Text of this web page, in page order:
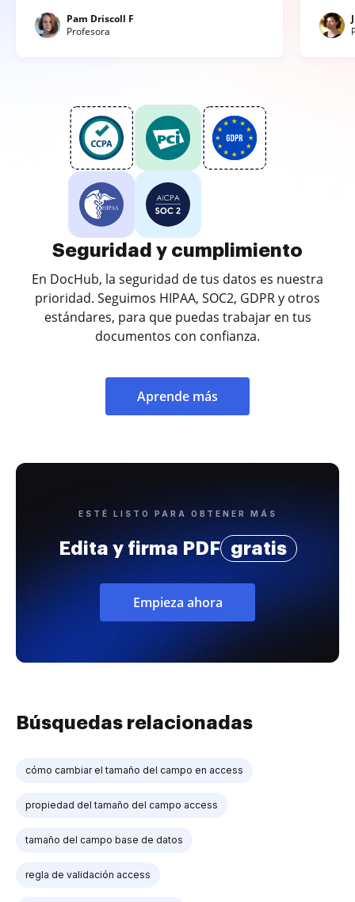
Pam Driscoll F
Profesora
Seguridad y cumplimiento
En DocHub, la seguridad de tus datos es nuestra
prioridad. Seguimos HIPAA, SOC2, GDPR y otros
estándares, para que puedas trabajar en tus
documentos con confianza.
Aprende más
ESTÉ LISTO PARA OBTENER MÁS
Edita y firma PDF gratis
Empieza ahora
Búsquedas relacionadas
cómo cambiar el tamaño del campo en access
propiedad del tamaño del campo access
tamaño del campo base de datos
regla de validación access